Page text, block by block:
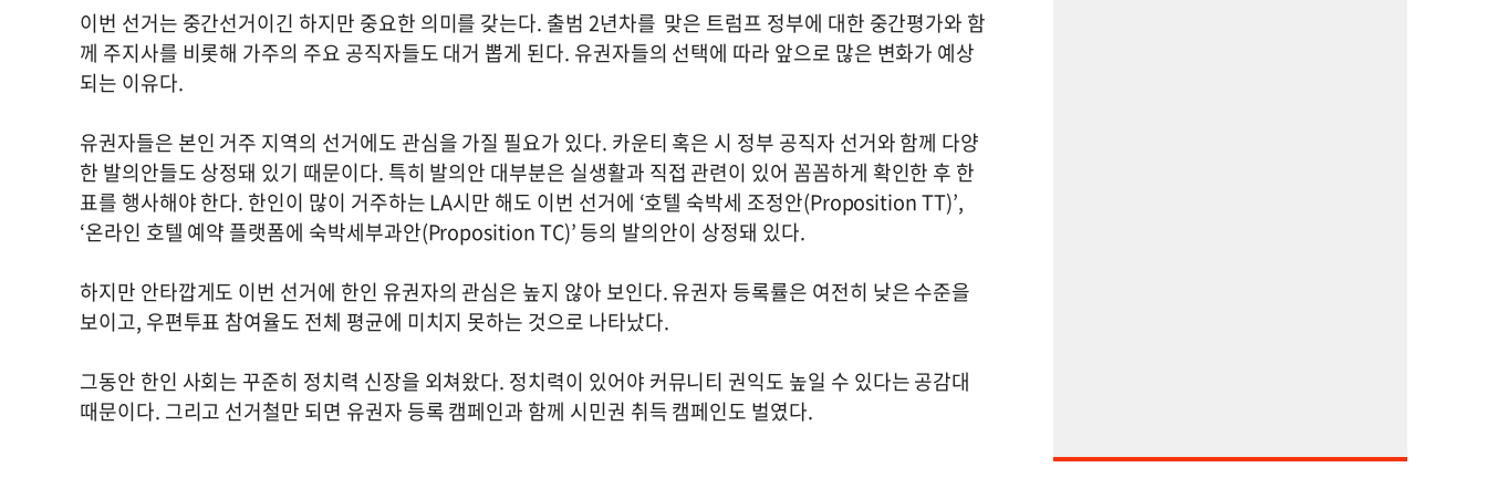
이번 선거는 중간선거이긴 하지만 중요한 의미를 갖는다. 출범 2년차를 맞은 트럼프 정부에 대한 중간평가와 함
께 주지사를 비롯해 가주의 주요 공직자들도 대거 뽑게 된다. 유권자들의 선택에 따라 앞으로 많은 변화가 예상
되는 이유다.
유권자들은 본인 거주 지역의 선거에도 관심을 가질 필요가 있다. 카운티 혹은 시 정부 공직자 선거와 함께 다양
한 발의안들도 상정돼 있기 때문이다. 특히 발의안 대부분은 실생활과 직접 관련이 있어 꼼꼼하게 확인한 후 한
표를 행사해야 한다. 한인이 많이 거주하는 LA시만 해도 이번 선거에 ‘호텔 숙박세 조정안(Proposition TT)’,
‘온라인 호텔 예약 플랫폼에 숙박세부과안(Proposition TC)’ 등의 발의안이 상정돼 있다.
하지만 안타깝게도 이번 선거에 한인 유권자의 관심은 높지 않아 보인다. 유권자 등록률은 여전히 낮은 수준을
보이고, 우편투표 참여율도 전체 평균에 미치지 못하는 것으로 나타났다.
그동안 한인 사회는 꾸준히 정치력 신장을 외쳐왔다. 정치력이 있어야 커뮤니티 권익도 높일 수 있다는 공감대
때문이다. 그리고 선거철만 되면 유권자 등록 캠페인과 함께 시민권 취득 캠페인도 벌였다.